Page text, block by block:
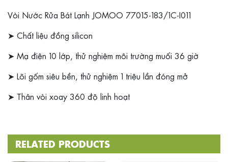
Vòi Nước Rửa Bát Lạnh JOMOO 77015-183/1C-I011
➤ Chất liệu đồng silicon
➤ Mạ điện 10 lớp, thử nghiệm môi trường muối 36 giờ
➤ Lõi gốm siêu bền, thử nghiệm 1 triệu lần đóng mở
➤ Thân vòi xoay 360 độ linh hoạt
RELATED PRODUCTS